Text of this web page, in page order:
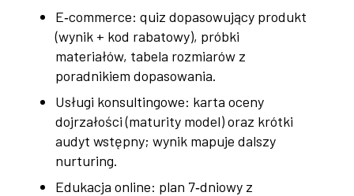
E‑commerce: quiz dopasowujący produkt
(wynik + kod rabatowy), próbki
materiałów, tabela rozmiarów z
poradnikiem dopasowania.
Usługi konsultingowe: karta oceny
dojrzałości (maturity model) oraz krótki
audyt wstępny; wynik mapuje dalszy
nurturing.
Edukacja online: plan 7‑dniowy z